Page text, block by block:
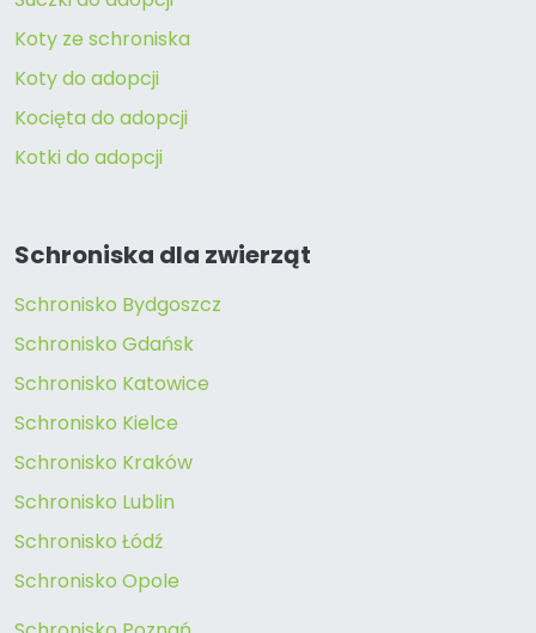
Koty ze schroniska
Koty do adopcji
Kocięta do adopcji
Kotki do adopcji
Schroniska dla zwierząt
Schronisko Bydgoszcz
Schronisko Gdańsk
Schronisko Katowice
Schronisko Kielce
Schronisko Kraków
Schronisko Lublin
Schronisko Łódź
Schronisko Opole